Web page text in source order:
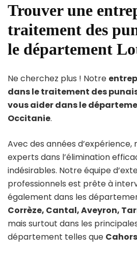
Trouver une
traitement des
le département
Ne cherchez plus ! Notre
dans le traitement des
vous aider dans le
Occitanie.
Avec des années d’expérience,
experts dans l’élimination
indésirables. Notre équipe
professionnels est prête à
également dans les
Corrèze, Cantal, Aveyron,
mais surtout dans les
département telles que